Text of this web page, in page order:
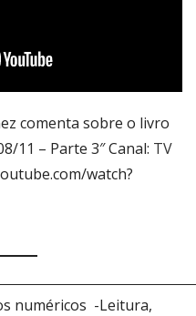
comenta sobre o livro
11 – Parte 3″ Canal: TV
watch?
numéricos -Leitura,